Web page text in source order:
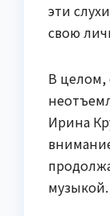
эти
свою
В целом,
Ирина
музыкой.